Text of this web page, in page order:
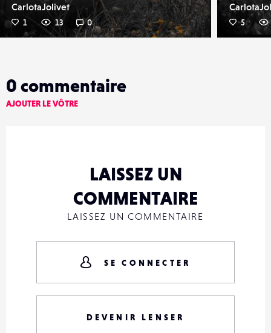
CarlotaJolivet
1 13 0 5
0 commentaire
AJOUTER LE VÔTRE
LAISSEZ UN
COMMENTAIRE
LAISSEZ UN COMMENTAIRE
SE CONNECTER
DEVENIR LENSER